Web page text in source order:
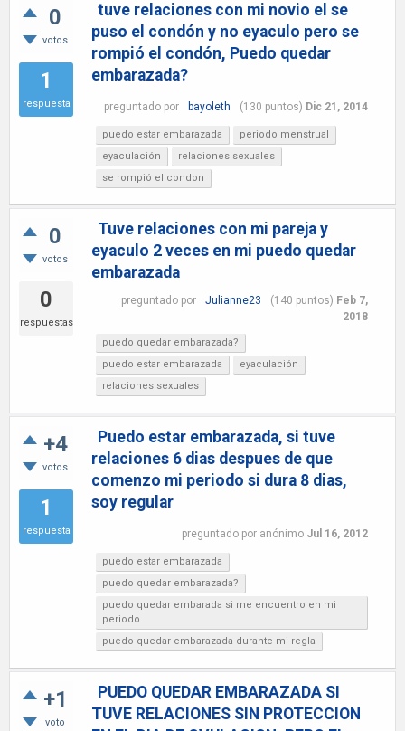
0
votos
1
respuesta
tuve relaciones con mi novio el se
puso el condón y no eyaculo pero se
rompió el condón, Puedo quedar
embarazada?
preguntado por bayoleth (130 puntos) Dic 21, 2014
puedo estar embarazada
periodo menstrual
eyaculación
relaciones sexuales
se rompió el condon
0
votos
0
respuestas
Tuve relaciones con mi pareja y
eyaculo 2 veces en mi puedo quedar
embarazada
preguntado por Julianne23 (140 puntos) Feb 7,
2018
puedo quedar embarazada?
puedo estar embarazada
eyaculación
relaciones sexuales
+4
votos
1
respuesta
Puedo estar embarazada, si tuve
relaciones 6 dias despues de que
comenzo mi periodo si dura 8 dias,
soy regular
preguntado por anónimo Jul 16, 2012
puedo estar embarazada
puedo quedar embarazada?
puedo quedar embarada si me encuentro en mi
periodo
puedo quedar embarazada durante mi regla
+1
voto
PUEDO QUEDAR EMBARAZADA SI
TUVE RELACIONES SIN PROTECCION